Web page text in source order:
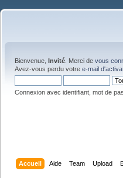
Bienvenue, Invité . Merci de vous
Avez-vous perdu votre e-mail
Connexion avec identifiant, mot de
Accueil Aide Team Upload